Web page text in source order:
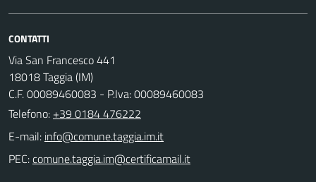
CONTATTI
Via San Francesco 441
18018 Taggia (IM)
C.F. 00089460083 - P.Iva: 00089460083
Telefono: +39 0184 476222
E-mail:
PEC: